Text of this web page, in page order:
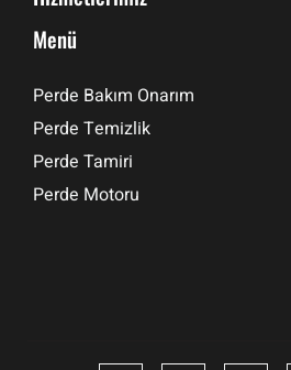
Menü
Perde Bakım Onarım
Perde Temizlik
Perde Tamiri
Perde Motoru